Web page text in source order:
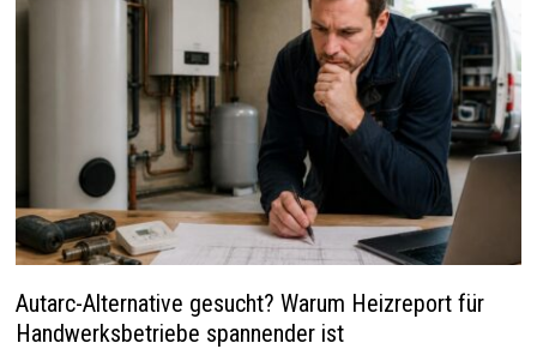
Autarc-Alternative gesucht? Warum Heizreport für
Handwerksbetriebe spannender ist